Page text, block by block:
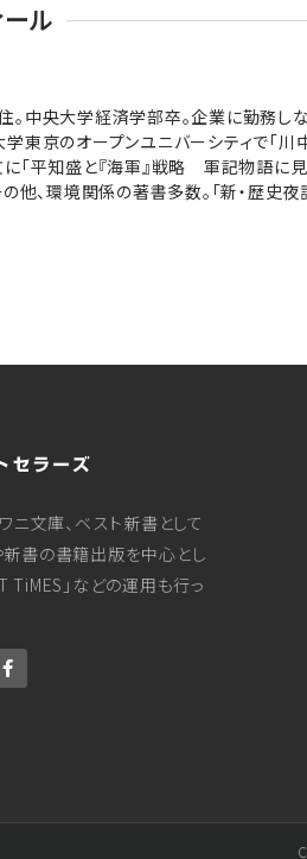
ル
。中央大学経済学部卒。企業に勤務し
東京のオープンユニバーシティで「
「平知盛と『海軍』戦略 軍記物語に
の他、環境関係の著書多数。「新・歴
ニ文庫、ベスト新書として
書の書籍出版を中心とし
TiMES」などの運用も行っ